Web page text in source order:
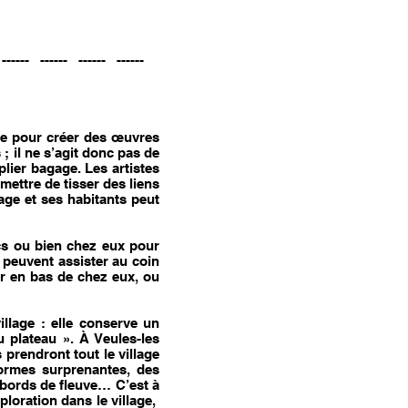
------ ------ ------
pour créer des œuvres
il ne s’agit donc pas de
bagage. Les artistes
de tisser des liens
et ses habitants peut
ou bien chez eux pour
assister au coin
en bas de chez eux, ou
: elle conserve un
». À Veules-les
prendront tout le village
surprenantes, des
de fleuve… C’est à
dans le village,